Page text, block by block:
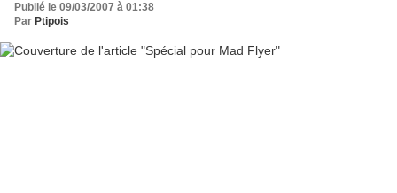
Publié le 09/03/2007 à 01:38
Par Ptipois